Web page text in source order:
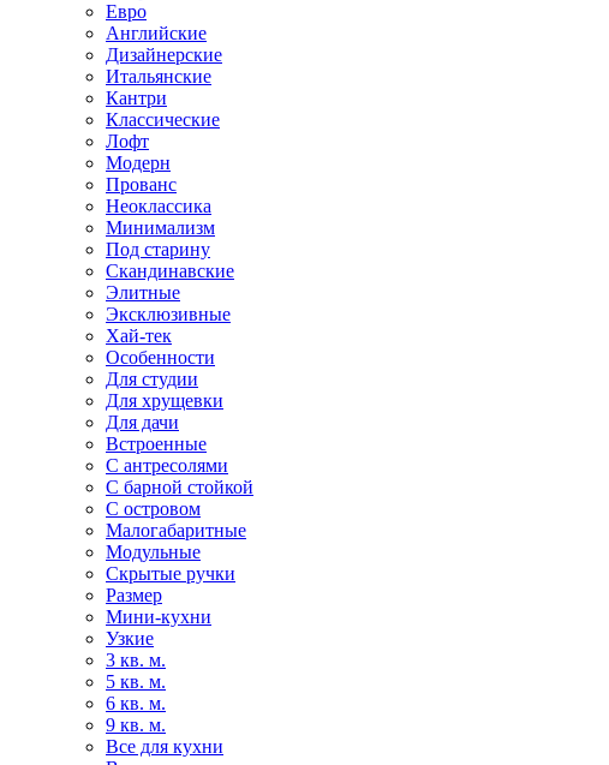
Евро
Английские
Дизайнерские
Итальянские
Кантри
Классические
Лофт
Модерн
Прованс
Неоклассика
Минимализм
Под старину
Скандинавские
Элитные
Эксклюзивные
Хай-тек
Особенности
Для студии
Для хрущевки
Для дачи
Встроенные
С антресолями
С барной стойкой
С островом
Малогабаритные
Модульные
Скрытые ручки
Размер
Мини-кухни
Узкие
3 кв. м.
5 кв. м.
6 кв. м.
9 кв. м.
Все для кухни